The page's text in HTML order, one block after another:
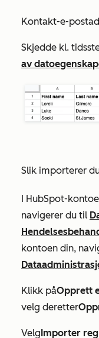
Kontakt-e-
Skjedde kl.
av
Slik importerer
I HubSpot-
navigerer du til
kontoen din,
Klikk påOpprett
velg deretter
VelgImporter